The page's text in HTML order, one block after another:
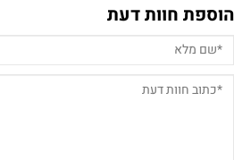
הוספת חוות דעת